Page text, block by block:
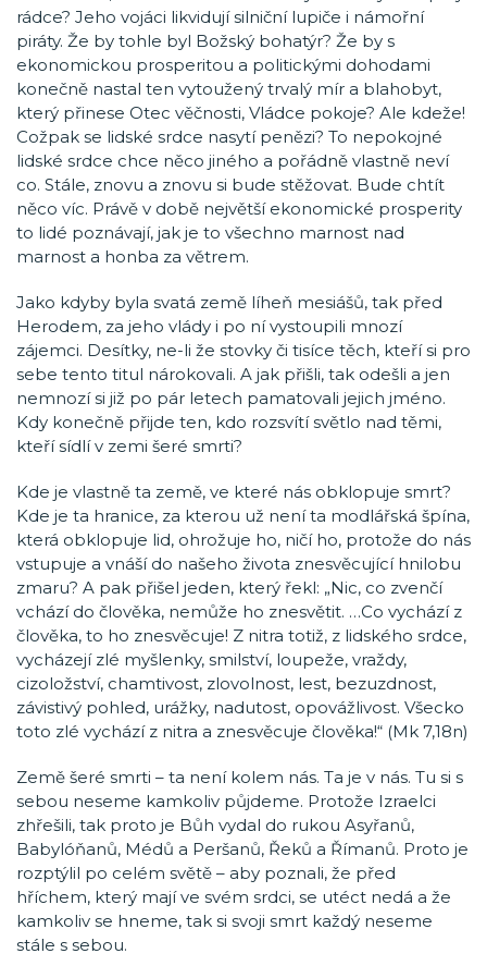
rádce? Jeho vojáci likvidují silniční lupiče i námořní
piráty. Že by tohle byl Božský bohatýr? Že by s
ekonomickou prosperitou a politickými dohodami
konečně nastal ten vytoužený trvalý mír a blahobyt,
který přinese Otec věčnosti, Vládce pokoje? Ale kdeže!
Cožpak se lidské srdce nasytí penězi? To nepokojné
lidské srdce chce něco jiného a pořádně vlastně neví
co. Stále, znovu a znovu si bude stěžovat. Bude chtít
něco víc. Právě v době největší ekonomické prosperity
to lidé poznávají, jak je to všechno marnost nad
marnost a honba za větrem.
Jako kdyby byla svatá země líheň mesiášů, tak před
Herodem, za jeho vlády i po ní vystoupili mnozí
zájemci. Desítky, ne-li že stovky či tisíce těch, kteří si pro
sebe tento titul nárokovali. A jak přišli, tak odešli a jen
nemnozí si již po pár letech pamatovali jejich jméno.
Kdy konečně přijde ten, kdo rozsvítí světlo nad těmi,
kteří sídlí v zemi šeré smrti?
Kde je vlastně ta země, ve které nás obklopuje smrt?
Kde je ta hranice, za kterou už není ta modlářská špína,
která obklopuje lid, ohrožuje ho, ničí ho, protože do nás
vstupuje a vnáší do našeho života znesvěcující hnilobu
zmaru? A pak přišel jeden, který řekl: „Nic, co zvenčí
vchází do člověka, nemůže ho znesvětit. …Co vychází z
člověka, to ho znesvěcuje! Z nitra totiž, z lidského srdce,
vycházejí zlé myšlenky, smilství, loupeže, vraždy,
cizoložství, chamtivost, zlovolnost, lest, bezuzdnost,
závistivý pohled, urážky, nadutost, opovážlivost. Všecko
toto zlé vychází z nitra a znesvěcuje člověka!“ (Mk 7,18n)
Země šeré smrti – ta není kolem nás. Ta je v nás. Tu si s
sebou neseme kamkoliv půjdeme. Protože Izraelci
zhřešili, tak proto je Bůh vydal do rukou Asyřanů,
Babylóňanů, Médů a Peršanů, Řeků a Římanů. Proto je
rozptýlil po celém světě – aby poznali, že před
hříchem, který mají ve svém srdci, se utéct nedá a že
kamkoliv se hneme, tak si svoji smrt každý neseme
stále s sebou.